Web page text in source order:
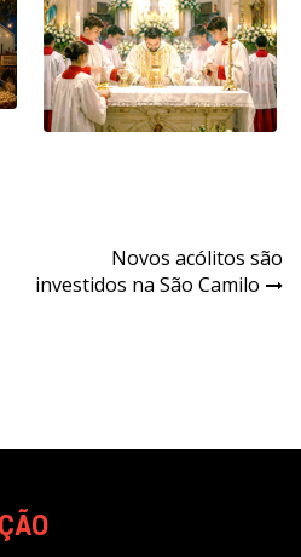
Novos acólitos são
investidos na São Camilo